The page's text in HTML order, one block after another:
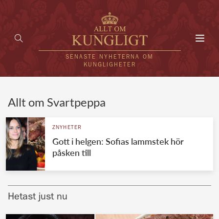
SENASTE NYHETERNA OM
KUNGLIGHETER
UTLÄNDSKT
VÄRLDENS KUNGAHUS
Brittiska kungahuset
Allt om Svartpeppa
ZNYHETER
Gott i helgen: Sofias lammstek hör
påsken till
Hetast just nu